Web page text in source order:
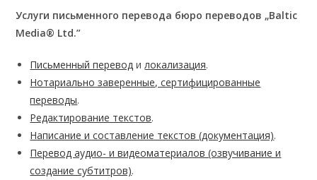
​​Услуги письменного перевода бюро переводов „Baltic
Media® Ltd.”
Письменный перевод и локализация.
Нотариально заверенные, сертифицированные
переводы.
Редактирование текстов.
Написание и cocтавление текстов (документация).
Перевод аудио- и видеоматериалов (озвучивание и
создание субтитров).